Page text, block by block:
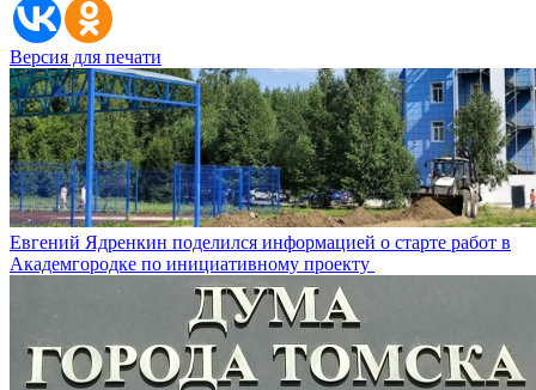
Версия для печати
Евгений Ядренкин поделился информацией о старте работ в
Академгородке по инициативному проекту